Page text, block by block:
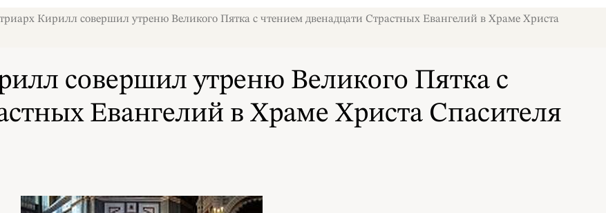
Кирилл совершил утреню Великого Пятка с чтением двенадцати Страстных Евангелий в Храме Христа
совершил утреню Великого Пятка с
Евангелий в Храме Христа Спасителя